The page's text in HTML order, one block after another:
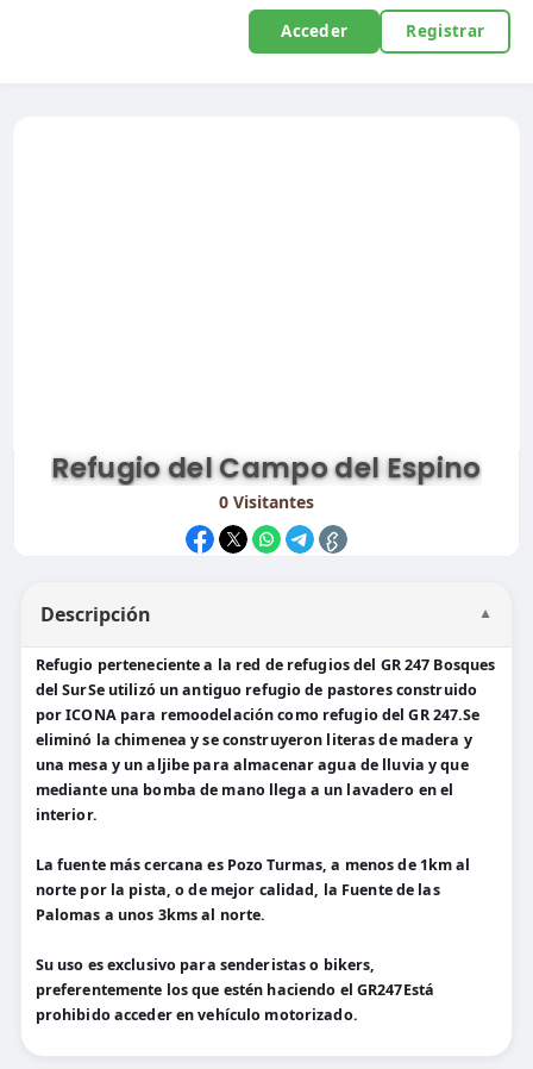
Acceder Registrar
Refugio del Campo del Espino
0Visitantes
Descripción ▼
Refugio perteneciente a la red de refugios del GR 247 Bosques
del SurSe utilizó un antiguo refugio de pastores construido
por ICONA para remoodelación como refugio del GR 247.Se
eliminó la chimenea y se construyeron literas de madera y
una mesa y un aljibe para almacenar agua de lluvia y que
mediante una bomba de mano llega a un lavadero en el
interior.
La fuente más cercana es Pozo Turmas, a menos de 1km al
norte por la pista, o de mejor calidad, la Fuente de las
Palomas a unos 3kms al norte.
Su uso es exclusivo para senderistas o bikers,
preferentemente los que estén haciendo el GR247Está
prohibido acceder en vehículo motorizado.